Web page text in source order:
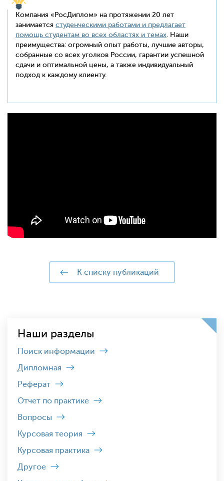
Компания «РосДиплом» на протяжении 20 лет
занимается студенческими работами и предлагает
помощь студентам во всех областях и темах. Наши
преимущества: огромный опыт работы, лучшие авторы,
собранные со всех уголков России, гарантии успешной
сдачи и оптимальной цены, а также индивидуальный
подход к каждому клиенту.
к списку публикаций
Наши разделы
Поиск информации
Дипломная
Реферат
Отчет по практике
Вопросы
Курсовая теория
Курсовая практика
Другое